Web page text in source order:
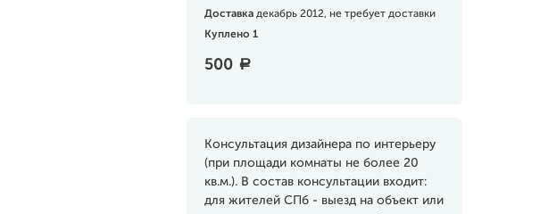
Доставка декабрь 2012, не требует доставки
Куплено 1
500 a
Консультация дизайнера по интерьеру
(при площади комнаты не более 20
кв.м.). В состав консультации входит:
для жителей СПб - выезд на объект или